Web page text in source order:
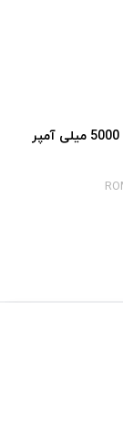
پاوربانک Romoss روموس مدل GT3 با ظرفیت 5000 میلی آمپر